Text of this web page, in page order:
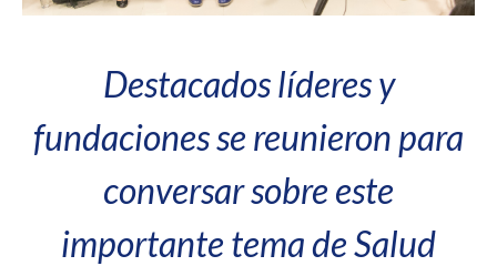
Destacados líderes y
fundaciones se reunieron para
conversar sobre este
importante tema de Salud